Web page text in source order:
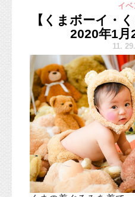
イベ
【くまボーイ・
2020年1月
11.